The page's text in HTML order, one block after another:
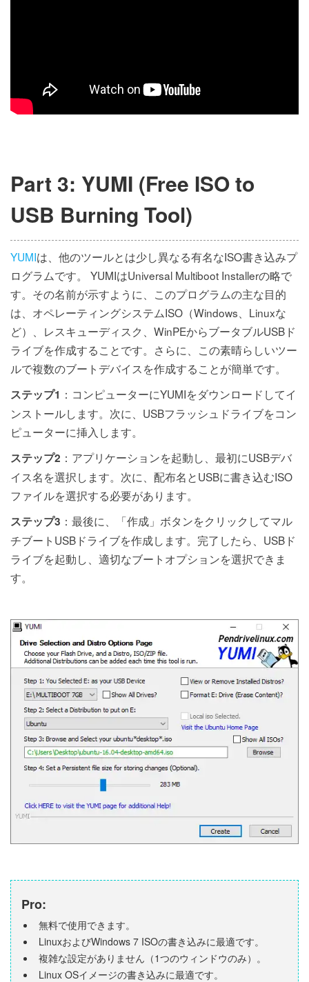
Part 3: YUMI (Free ISO to
USB Burning Tool)
YUMIは、他のツールとは少し異なる有名なISO書き込みプ
ログラムです。 YUMIはUniversal Multiboot Installerの略で
す。その名前が示すように、このプログラムの主な目的
は、オペレーティングシステムISO（Windows、Linuxな
ど）、レスキューディスク、WinPEからブータブルUSBド
ライブを作成することです。さらに、この素晴らしいツー
ルで複数のブートデバイスを作成することが簡単です。
ステップ1 ：コンピューターにYUMIをダウンロードしてイ
ンストールします。次に、USBフラッシュドライブをコン
ピューターに挿入します。
ステップ2 ：アプリケーションを起動し、最初にUSBデバ
イス名を選択します。次に、配布名とUSBに書き込むISO
ファイルを選択する必要があります。
ステップ3 ：最後に、「作成」ボタンをクリックしてマル
チブートUSBドライブを作成します。完了したら、USBド
ライブを起動し、適切なブートオプションを選択できま
す。
Pro:
無料で使用できます。
LinuxおよびWindows 7 ISOの書き込みに最適です。
複雑な設定がありません（1つのウィンドウのみ）。
Linux OSイメージの書き込みに最適です。